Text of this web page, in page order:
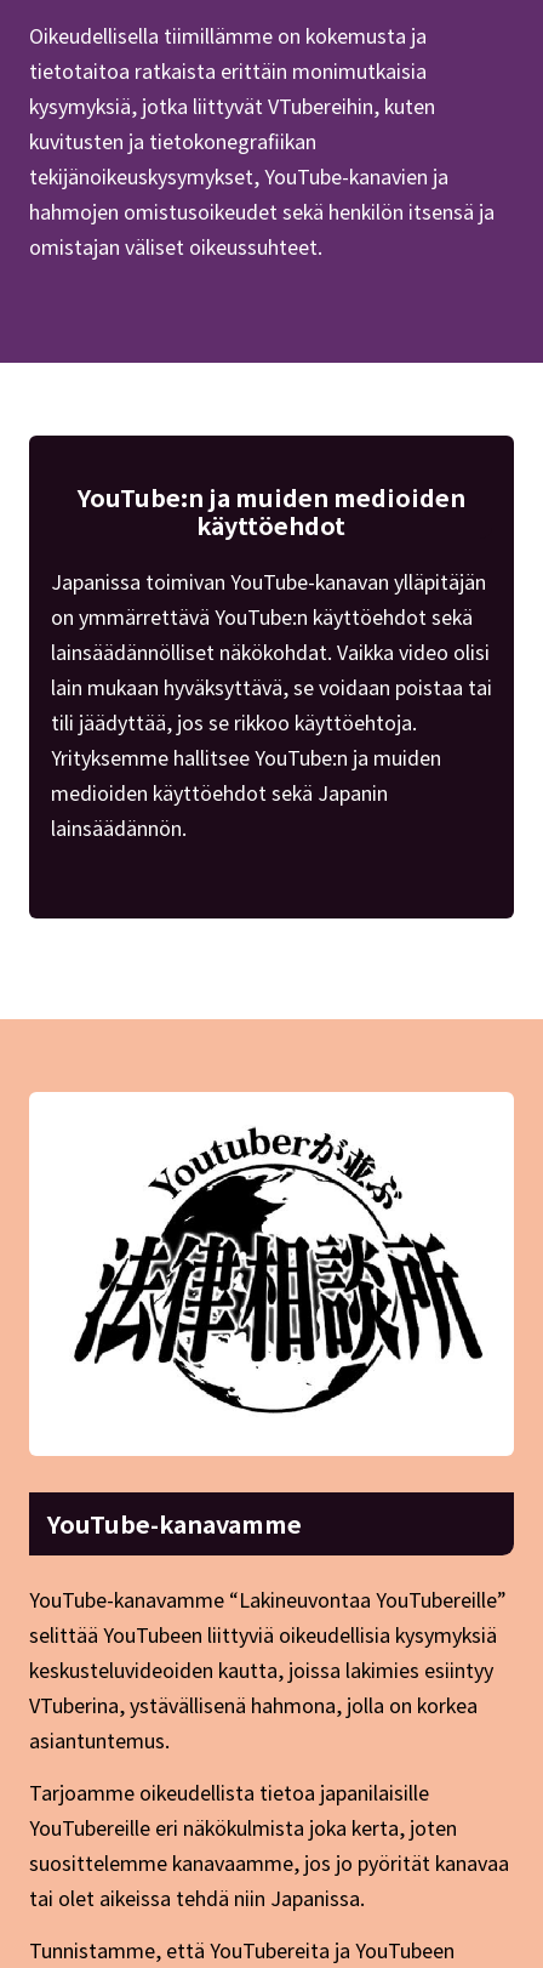
Oikeudellisella tiimillämme on kokemusta ja
tietotaitoa ratkaista erittäin monimutkaisia
kysymyksiä, jotka liittyvät VTubereihin, kuten
kuvitusten ja tietokonegrafiikan
tekijänoikeuskysymykset, YouTube-kanavien ja
hahmojen omistusoikeudet sekä henkilön itsensä ja
omistajan väliset oikeussuhteet.
YouTube:n ja muiden medioiden
käyttöehdot
Japanissa toimivan YouTube-kanavan ylläpitäjän
on ymmärrettävä YouTube:n käyttöehdot sekä
lainsäädännölliset näkökohdat. Vaikka video olisi
lain mukaan hyväksyttävä, se voidaan poistaa tai
tili jäädyttää, jos se rikkoo käyttöehtoja.
Yrityksemme hallitsee YouTube:n ja muiden
medioiden käyttöehdot sekä Japanin
lainsäädännön.
YouTube-kanavamme
YouTube-kanavamme “Lakineuvontaa YouTubereille”
selittää YouTubeen liittyviä oikeudellisia kysymyksiä
keskusteluvideoiden kautta, joissa lakimies esiintyy
VTuberina, ystävällisenä hahmona, jolla on korkea
asiantuntemus.
Tarjoamme oikeudellista tietoa japanilaisille
YouTubereille eri näkökulmista joka kerta, joten
suosittelemme kanavaamme, jos jo pyörität kanavaa
tai olet aikeissa tehdä niin Japanissa.
Tunnistamme, että YouTubereita ja YouTubeen